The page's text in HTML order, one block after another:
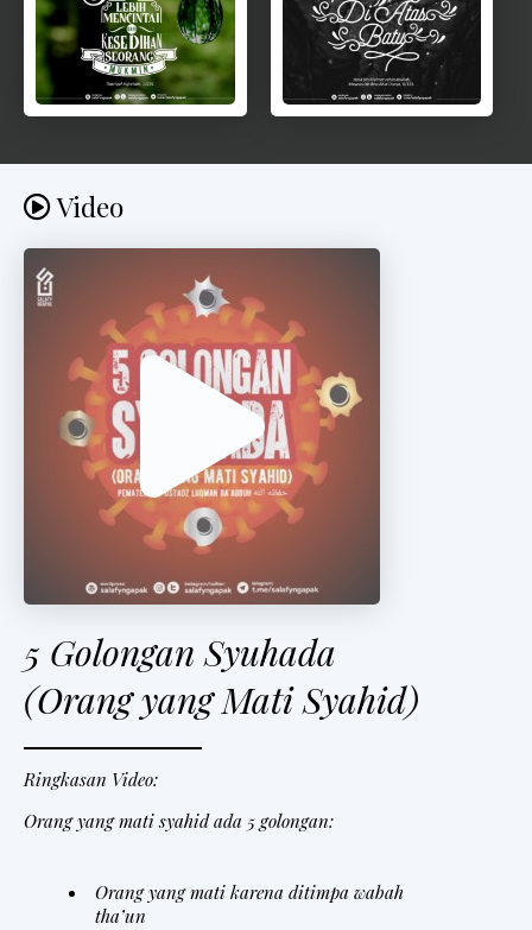
Video
5 Golongan Syuhada
(Orang yang Mati Syahid)
Ringkasan Video:
Orang yang mati syahid ada 5 golongan:
Orang yang mati karena ditimpa wabah
tha’un